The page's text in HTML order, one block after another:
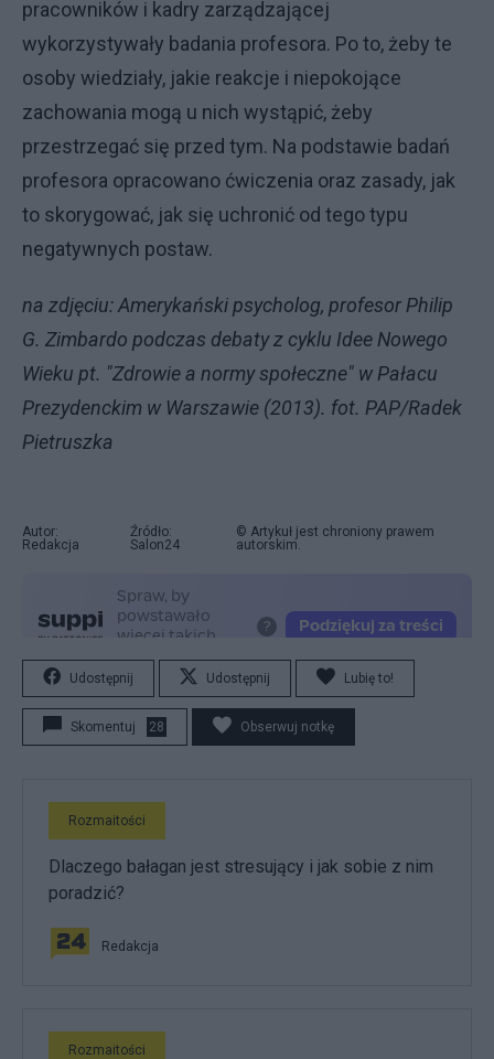
pracowników i kadry zarządzającej
wykorzystywały badania profesora. Po to, żeby te
osoby wiedziały, jakie reakcje i niepokojące
zachowania mogą u nich wystąpić, żeby
przestrzegać się przed tym. Na podstawie badań
profesora opracowano ćwiczenia oraz zasady, jak
to skorygować, jak się uchronić od tego typu
negatywnych postaw.
na zdjęciu: Amerykański psycholog, profesor Philip
G. Zimbardo podczas debaty z cyklu Idee Nowego
Wieku pt. "Zdrowie a normy społeczne" w Pałacu
Prezydenckim w Warszawie (2013). fot. PAP/Radek
Pietruszka
Autor:
Redakcja
Źródło:
Salon24
© Artykuł jest chroniony prawem
autorskim.
Udostępnij Udostępnij Lubię to!
Skomentuj 28 Obserwuj notkę
Rozmaitości
Dlaczego bałagan jest stresujący i jak sobie z nim
poradzić?
Redakcja
Rozmaitości